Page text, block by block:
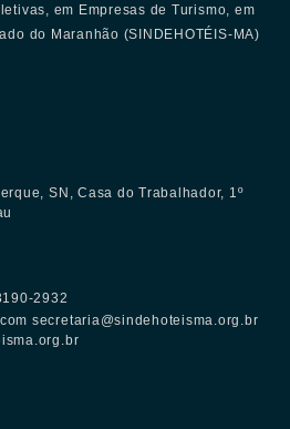
em Empresas de Turismo, em
do Maranhão (SINDEHOTÉIS-MA)
SN, Casa do Trabalhador, 1º
2932
secretaria@sindehoteisma.org.br